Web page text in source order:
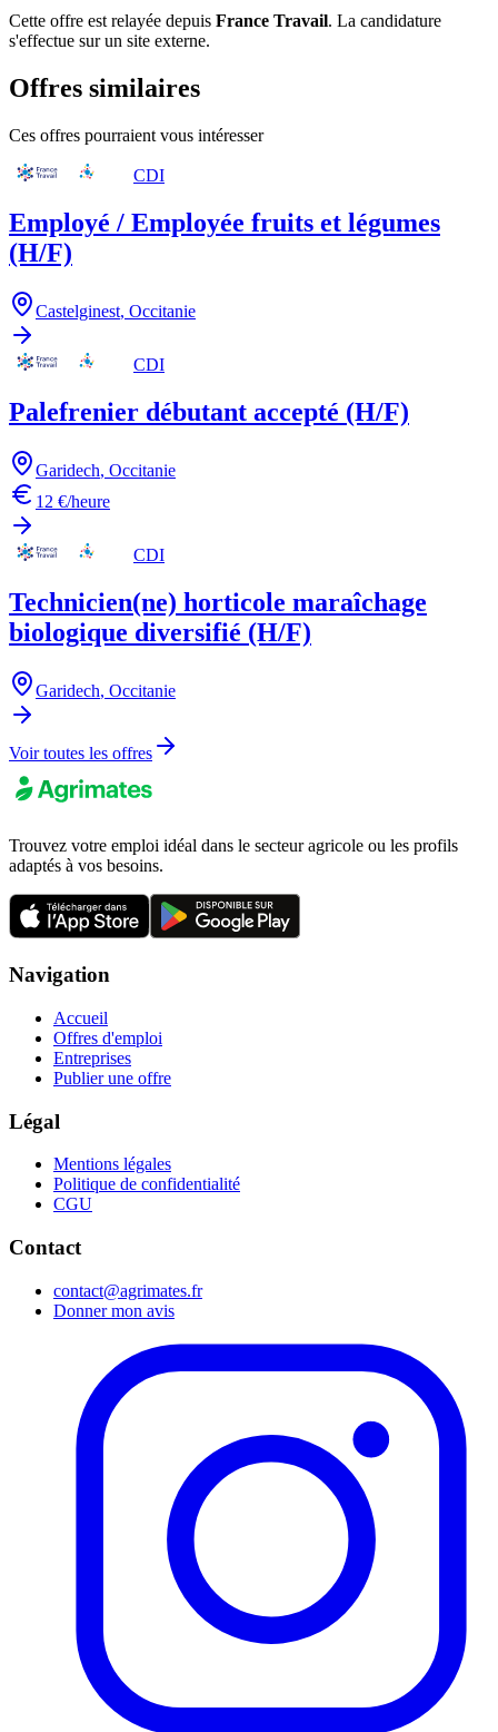
Cette offre est relayée depuis France Travail. La candidature
s'effectue sur un site externe.
Offres similaires
Ces offres pourraient vous intéresser
CDI
Employé / Employée fruits et légumes
(H/F)
Castelginest, Occitanie
CDI
Palefrenier débutant accepté (H/F)
Garidech, Occitanie
12 €/heure
CDI
Technicien(ne) horticole maraîchage
biologique diversifié (H/F)
Garidech, Occitanie
Voir toutes les offres
Trouvez votre emploi idéal dans le secteur agricole ou les profils
adaptés à vos besoins.
Navigation
Accueil
Offres d'emploi
Entreprises
Publier une offre
Légal
Mentions légales
Politique de confidentialité
CGU
Contact
contact@agrimates.fr
Donner mon avis